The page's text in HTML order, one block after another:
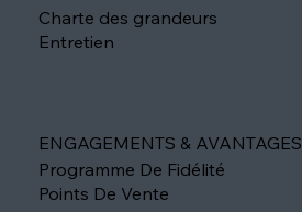
Charte des grandeurs
Entretien
ENGAGEMENTS & AVANTAGES
Programme De Fidélité
Points De Vente